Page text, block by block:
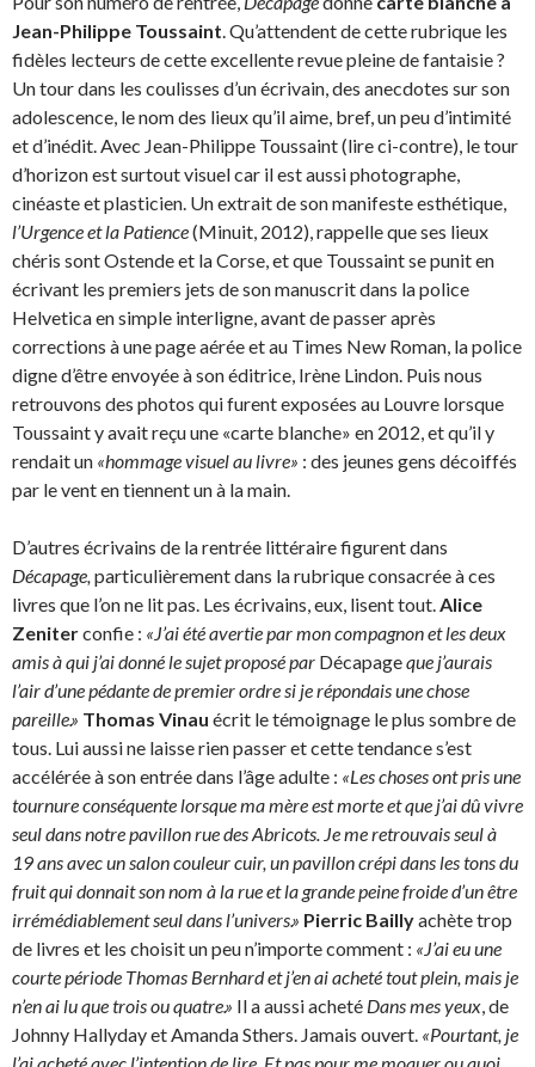
Jean-Philippe Toussaint. Qu’attendent de cette rubrique les
fidèles lecteurs de cette excellente revue pleine de fantaisie ?
Un tour dans les coulisses d’un écrivain, des anecdotes sur son
adolescence, le nom des lieux qu’il aime, bref, un peu d’intimité
et d’inédit. Avec Jean-Philippe Toussaint (lire ci-contre), le tour
d’horizon est surtout visuel car il est aussi photographe,
cinéaste et plasticien. Un extrait de son manifeste esthétique,
l’Urgence et la Patience(Minuit, 2012), rappelle que ses lieux
chéris sont Ostende et la Corse, et que Toussaint se punit en
écrivant les premiers jets de son manuscrit dans la police
Helvetica en simple interligne, avant de passer après
corrections à une page aérée et au Times New Roman, la police
digne d’être envoyée à son éditrice, Irène Lindon. Puis nous
retrouvons des photos qui furent exposées au Louvre lorsque
Toussaint y avait reçu une «carte blanche» en 2012, et qu’il y
rendait un «hommage visuel au livre» : des jeunes gens décoiffés
par le vent en tiennent un à la main.
D’autres écrivains de la rentrée littéraire figurent dans
Décapage, particulièrement dans la rubrique consacrée à ces
livres que l’on ne lit pas. Les écrivains, eux, lisent tout.Alice
Zeniterconfie : «J’ai été avertie par mon compagnon et les deux
amis à qui j’ai donné le sujet proposé par Décapageque j’aurais
l’air d’une pédante de premier ordre si je répondais une chose
pareille.» Thomas Vinau écrit le témoignage le plus sombre de
tous. Lui aussi ne laisse rien passer et cette tendance s’est
accélérée à son entrée dans l’âge adulte : «Les choses ont pris une
tournure conséquente lorsque ma mère est morte et que j’ai dû vivre
seul dans notre pavillon rue des Abricots. Je me retrouvais seul à
19 ans avec un salon couleur cuir, un pavillon crépi dans les tons du
fruit qui donnait son nom à la rue et la grande peine froide d’un être
irrémédiablement seul dans l’univers.» Pierric Baillyachète trop
de livres et les choisit un peu n’importe comment : «J’ai eu une
courte période Thomas Bernhard et j’en ai acheté tout plein, mais je
n’en ai lu que trois ou quatre.» Il a aussi acheté Dans mes yeux, de
Johnny Hallyday et Amanda Sthers. Jamais ouvert. «Pourtant, je